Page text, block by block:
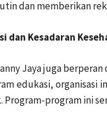
dan memberikan
dan Kesadaran
Jaya juga
edukasi, organisasi
Program-program ini